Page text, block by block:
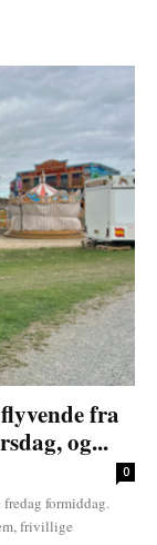
fra
og...
0
formiddag.
frivillige